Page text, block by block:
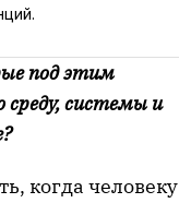
под этим
системы и
когда человеку